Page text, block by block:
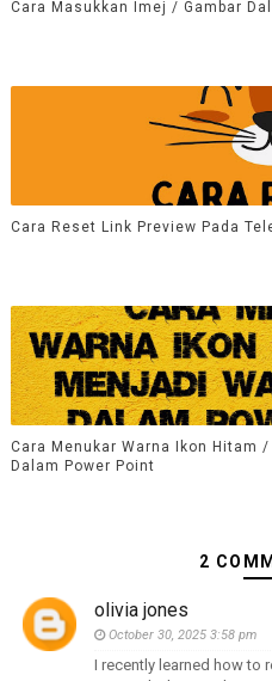
Cara Masukkan Imej / Gambar
Cara Reset Link Preview Pada
Cara Menukar Warna Ikon Hitam
Dalam Power Point
2
olivia jones
October 30, 2025 3:58 pm
I recently learned how to